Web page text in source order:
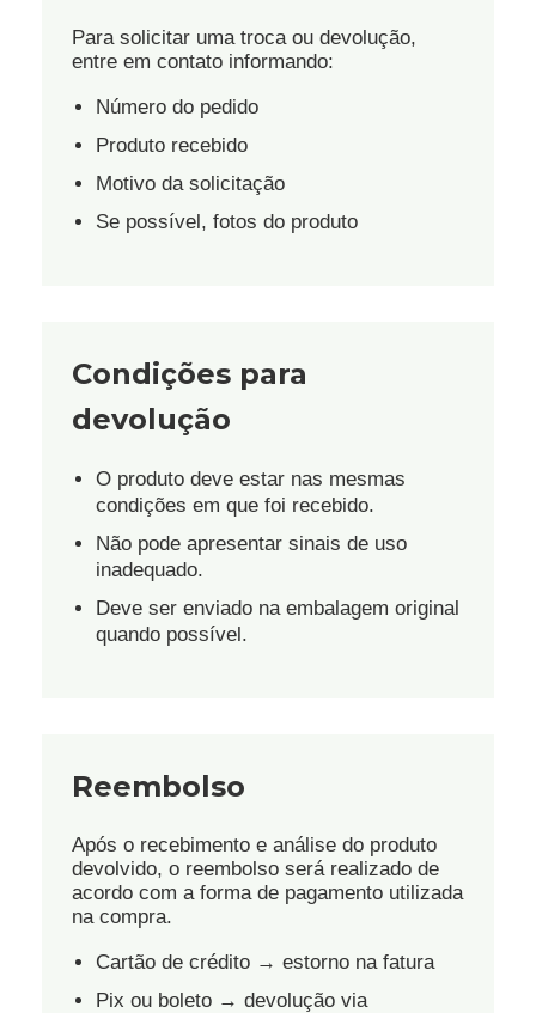
Para solicitar uma troca ou devolução,
entre em contato informando:
Número do pedido
Produto recebido
Motivo da solicitação
Se possível, fotos do produto
Condições para
devolução
O produto deve estar nas mesmas
condições em que foi recebido.
Não pode apresentar sinais de uso
inadequado.
Deve ser enviado na embalagem original
quando possível.
Reembolso
Após o recebimento e análise do produto
devolvido, o reembolso será realizado de
acordo com a forma de pagamento utilizada
na compra.
Cartão de crédito → estorno na fatura
Pix ou boleto → devolução via